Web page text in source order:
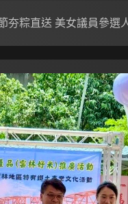
夯粽直送 美女議員參選